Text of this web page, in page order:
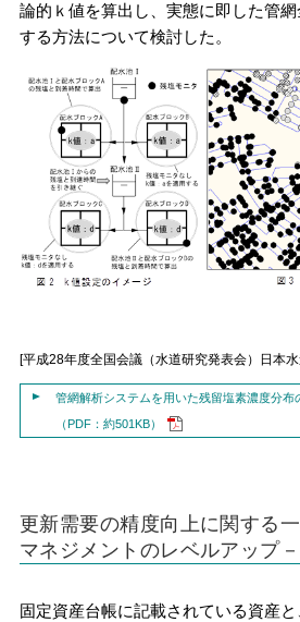
論的ｋ値を算出し、実態に即した管
する方法について検討した。
[平成28年度全国会議（水道研究発表会）日本
管網解析システムを用いた残留塩素濃度分布
（PDF：約501KB）
更新需要の精度向上に関する
マネジメントのレベルアップ－
固定資産台帳に記載されている資産